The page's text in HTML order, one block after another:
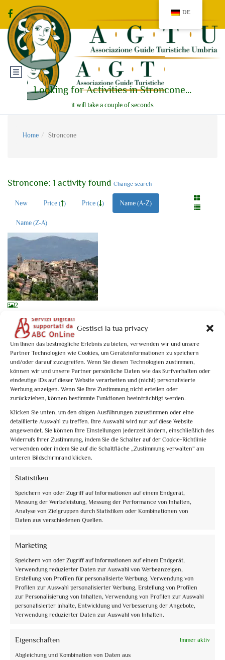
Gestisci la tua privacy
Um Ihnen das bestmögliche Erlebnis zu bieten, verwenden wir und unsere
Partner Technologien wie Cookies, um Geräteinformationen zu speichern
und/oder darauf zuzugreifen. Wenn Sie diesen Technologien zustimmen,
können wir und unsere Partner persönliche Daten wie das Surfverhalten oder
eindeutige IDs auf dieser Website verarbeiten und (nicht) personalisierte
Werbung anzeigen. Wenn Sie Ihre Zustimmung nicht erteilen oder
zurückziehen, können bestimmte Funktionen beeinträchtigt werden.
Klicken Sie unten, um den obigen Ausführungen zuzustimmen oder eine
detaillierte Auswahl zu treffen. Ihre Auswahl wird nur auf diese Website
angewendet. Sie können Ihre Einstellungen jederzeit ändern, einschließlich des
Widerrufs Ihrer Zustimmung, indem Sie die Schalter auf der Cookie-Richtlinie
verwenden oder indem Sie auf die Schaltfläche „Zustimmung verwalten“ am
unteren Bildschirmrand klicken.
Statistiken
Speichern von oder Zugriff auf Informationen auf einem Endgerät,
Messung der Werbeleistung, Messung der Performance von Inhalten,
Analyse von Zielgruppen durch Statistiken oder Kombinationen von
Daten aus verschiedenen Quellen.
Marketing
Speichern von oder Zugriff auf Informationen auf einem Endgerät,
Verwendung reduzierter Daten zur Auswahl von Werbeanzeigen,
Erstellung von Profilen für personalisierte Werbung, Verwendung von
Profilen zur Auswahl personalisierter Werbung, Erstellung von Profilen
zur Personalisierung von Inhalten, Verwendung von Profilen zur Auswahl
personalisierter Inhalte, Entwicklung und Verbesserung der Angebote,
Verwendung reduzierter Daten zur Auswahl von Inhalten.
Eigenschaften Immer aktiv
Abgleichung und Kombination von Daten aus
Looking for Activities in Stroncone...
it will take a couple of seconds
Home Stroncone
Stroncone: 1 activity found Change search
New Price ( ) Price ( ) Name (A-Z)
Name (Z-A)
2
Tesori dell’Umbria Meridionale: Stroncone
Activity Type: Specific Date
A pochi chilometri da Terni, giace abbarbicato su un colle Stroncone,
delizioso borgo ...
From €10,00
Book now
Stroncone: 1 activity found. Showing 1 - 1
Not what you're looking for?Try your search again
+39 075 815228
Erhalten Sie Updates und mehr
DE